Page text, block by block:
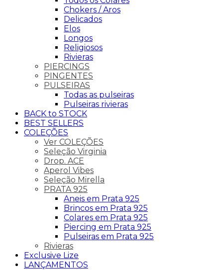
Chokers / Aros
Delicados
Elos
Longos
Religiosos
Rivieras
PIERCINGS
PINGENTES
PULSEIRAS
Todas as pulseiras
Pulseiras rivieras
BACK to STOCK
BEST SELLERS
COLEÇÕES
Ver COLEÇÕES
Seleção Virginia
Drop. ACE
Aperol Vibes
Seleção Mirella
PRATA 925
Aneis em Prata 925
Brincos em Prata 925
Colares em Prata 925
Piercing em Prata 925
Pulseiras em Prata 925
Rivieras
Exclusive Lize
LANÇAMENTOS